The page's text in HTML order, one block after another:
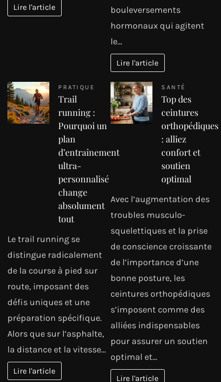
Lire l'article
bouleversements
hormonaux qui agitent
le…
Lire l'article
PRATIQUE
Trail
running :
Pourquoi un
plan
d’entraînement
ultra-
personnalisé
change
absolument
tout
Le trail running se
distingue radicalement
de la course à pied sur
route, imposant des
défis uniques et une
préparation spécifique.
Alors que sur l’asphalte,
la distance et la vitesse…
Lire l'article
SANTÉ
Top des
ceintures
orthopédiques
: alliez
confort et
soutien
optimal
Avec l’augmentation des
troubles musculo-
squelettiques et la prise
de conscience croissante
de l’importance d’une
bonne posture, les
ceintures orthopédiques
s’imposent comme des
alliées indispensables
pour assurer un soutien
optimal et…
Lire l'article